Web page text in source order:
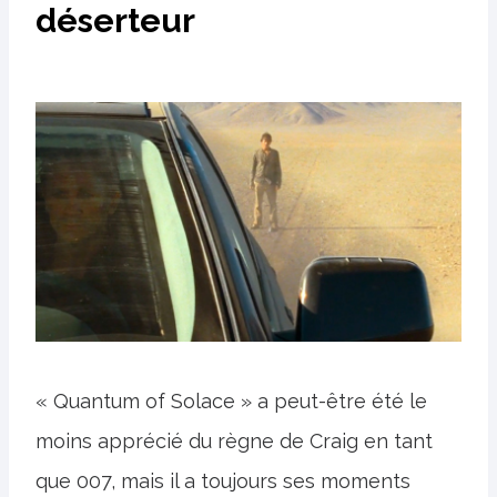
déserteur
« Quantum of Solace » a peut-être été le
moins apprécié du règne de Craig en tant
que 007, mais il a toujours ses moments